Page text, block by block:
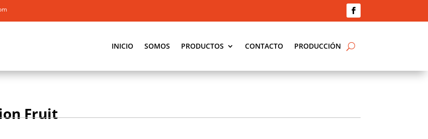
INICIO SOMOS PRODUCTOS CONTACTO PRODUCCIÓN
Fruit